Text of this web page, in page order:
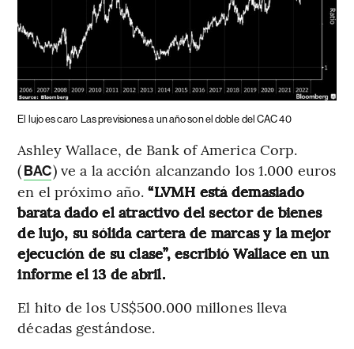
El lujo es caro Las previsiones a un año son el doble del CAC 40
Ashley Wallace, de Bank of America Corp.
(BAC) ve a la acción alcanzando los 1.000 euros
en el próximo año.“LVMH está demasiado
barata dado el atractivo del sector de bienes
de lujo, su sólida cartera de marcas y la mejor
ejecución de su clase”, escribió Wallace en un
informe el 13 de abril.
El hito de los US$500.000 millones lleva
décadas gestándose.